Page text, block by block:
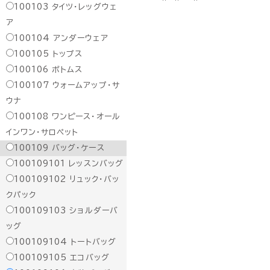
100103 タイツ・レッグウェ
ア
100104 アンダーウェア
100105
トップス
100106
ボトムス
100107
ウォームアップ・サ
ウナ
100108
ワンピース・オール
インワン・サロペット
100109
バッグ・ケース
100109101
レッスンバッグ
100109102
リュック・バッ
クパック
100109103 ショルダーバ
ッグ
100109104
トートバッグ
100109105
エコバッグ